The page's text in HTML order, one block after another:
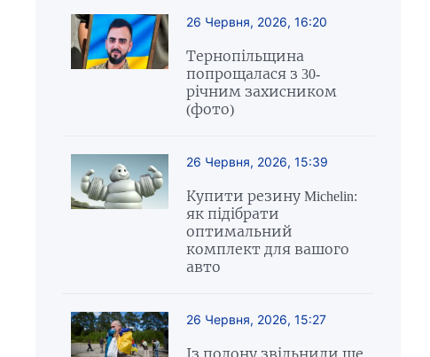
26 Червня, 2026, 16:20
Тернопільщина
попрощалася з 30-
річним захисником
(фото)
26 Червня, 2026, 15:39
Купити резину Michelin:
як підібрати
оптимальний
комплект для вашого
авто
26 Червня, 2026, 15:27
Із полону звільнили ще